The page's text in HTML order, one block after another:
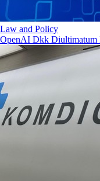
Law and Policy
OpenAI Dkk Diultimatum